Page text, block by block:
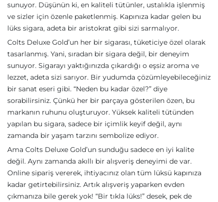
sunuyor. Düşünün ki, en kaliteli tütünler, ustalıkla işlenmiş
ve sizler için özenle paketlenmiş. Kapınıza kadar gelen bu
lüks sigara, adeta bir aristokrat gibi sizi sarmalıyor.
Colts Deluxe Gold’un her bir sigarası, tüketiciye özel olarak
tasarlanmış. Yani, sıradan bir sigara değil, bir deneyim
sunuyor. Sigarayı yaktığınızda çıkardığı o eşsiz aroma ve
lezzet, adeta sizi sarıyor. Bir yudumda çözümleyebileceğiniz
bir sanat eseri gibi. “Neden bu kadar özel?” diye
sorabilirsiniz. Çünkü her bir parçaya gösterilen özen, bu
markanın ruhunu oluşturuyor. Yüksek kaliteli tütünden
yapılan bu sigara, sadece bir içimlik keyif değil, aynı
zamanda bir yaşam tarzını sembolize ediyor.
Ama Colts Deluxe Gold’un sunduğu sadece en iyi kalite
değil. Aynı zamanda akıllı bir alışveriş deneyimi de var.
Online sipariş vererek, ihtiyacınız olan tüm lüksü kapınıza
kadar getirtebilirsiniz. Artık alışveriş yaparken evden
çıkmanıza bile gerek yok! “Bir tıkla lüks!” desek, pek de